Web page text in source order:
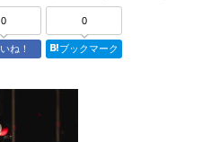
0
ね！
0
ブックマーク